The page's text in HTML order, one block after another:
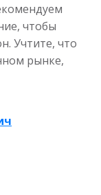
чтобы
Учтите, что
рынке,